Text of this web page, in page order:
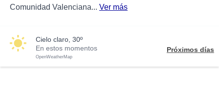
Comunidad Valenciana... Ver más
cielo claro, 30º
En estos momentos
OpenWeatherMap
Próximos días